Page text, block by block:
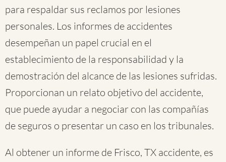
para respaldar sus reclamos por lesiones
personales. Los informes de accidentes
desempeñan un papel crucial en el
establecimiento de la responsabilidad y la
demostración del alcance de las lesiones sufridas.
Proporcionan un relato objetivo del accidente,
que puede ayudar a negociar con las compañías
de seguros o presentar un caso en los tribunales.
Al obtener un informe de Frisco, TX accidente, es